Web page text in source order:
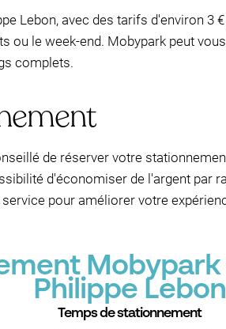
Lebon, avec des tarifs d'environ 3
ou le week-end. Mobypark peut
complets.
de réserver votre
d'économiser de l'argent par
pour améliorer votre
Philippe Lebon
Temps de stationnement